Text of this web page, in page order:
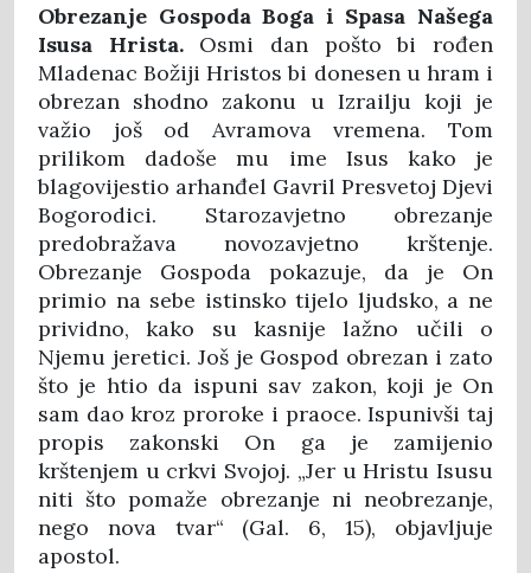
Obrezanje Gospoda Boga i Spasa Našega
Isusa Hrista.Osmi dan pošto bi rođen
Mladenac Božiji Hristos bi donesen u hram i
obrezan shodno zakonu u Izrailju koji je
važio još od Avramova vremena. Tom
prilikom dadoše mu ime Isus kako je
blagovijestio arhanđel Gavril Presvetoj Djevi
Bogorodici. Starozavjetno obrezanje
predobražava novozavjetno krštenje.
Obrezanje Gospoda pokazuje, da je On
primio na sebe istinsko tijelo ljudsko, a ne
prividno, kako su kasnije lažno učili o
Njemu jeretici. Još je Gospod obrezan i zato
što je htio da ispuni sav zakon, koji je On
sam dao kroz proroke i praoce. Ispunivši taj
propis zakonski On ga je zamijenio
krštenjem u crkvi Svojoj. „Jer u Hristu Isusu
niti što pomaže obrezanje ni neobrezanje,
nego nova tvar“ (Gal. 6, 15), objavljuje
apostol.